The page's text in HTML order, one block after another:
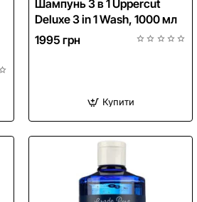
Шампунь 3 в 1 Uppercut
Deluxe 3 in 1 Wash, 1000 мл
1995 грн
Купити